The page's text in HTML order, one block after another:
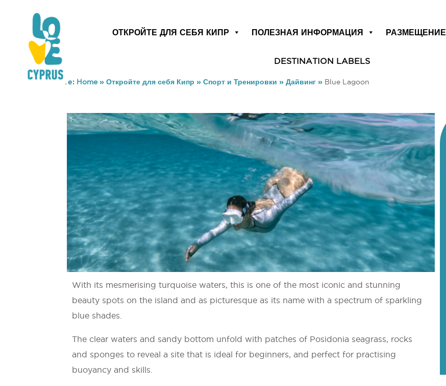
ОТКРОЙТЕ ДЛЯ СЕБЯ КИПР ПОЛЕЗНАЯ ИНФОРМАЦИЯ РАЗМЕЩЕНИЕ
DESTINATION LABELS
You are here: Home» Откройте для себя Кипр » Спорт и Тренировки » Дайвинг » Blue Lagoon
With its mesmerising turquoise waters, this is one of the most iconic and stunning
beauty spots on the island and as picturesque as its name with a spectrum of sparkling
blue shades.
The clear waters and sandy bottom unfold with patches of Posidonia seagrass, rocks
and sponges to reveal a site that is ideal for beginners, and perfect for practising
buoyancy and skills.